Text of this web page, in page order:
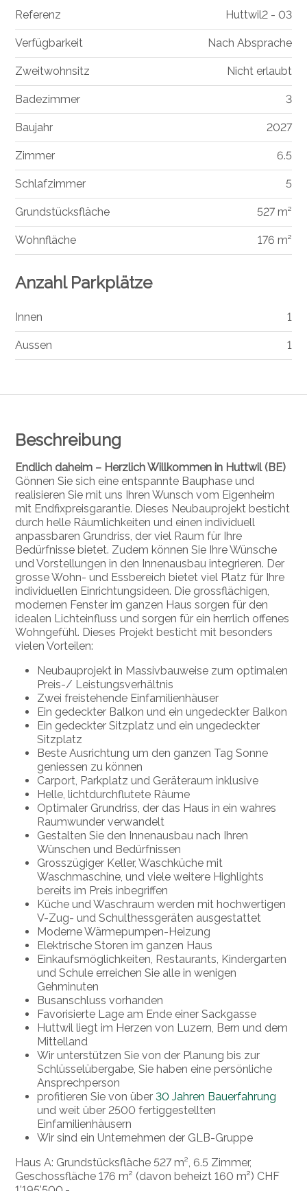
Beschreibung
Endlich daheim – Herzlich Willkommen in Huttwil (BE)
Gönnen Sie sich eine entspannte Bauphase und
realisieren Sie mit uns Ihren Wunsch vom Eigenheim
mit Endfixpreisgarantie. Dieses Neubauprojekt besticht
durch helle Räumlichkeiten und einen individuell
anpassbaren Grundriss, der viel Raum für Ihre
Bedürfnisse bietet. Zudem können Sie Ihre Wünsche
und Vorstellungen in den Innenausbau integrieren. Der
grosse Wohn- und Essbereich bietet viel Platz für Ihre
individuellen Einrichtungsideen. Die grossflächigen,
modernen Fenster im ganzen Haus sorgen für den
idealen Lichteinfluss und sorgen für ein herrlich offenes
Wohngefühl. Dieses Projekt besticht mit besonders
vielen Vorteilen:
Neubauprojekt in Massivbauweise zum optimalen
Preis-/ Leistungsverhältnis
Zwei freistehende Einfamilienhäuser
Ein gedeckter Balkon und ein ungedeckter Balkon
Ein gedeckter Sitzplatz und ein ungedeckter
Sitzplatz
Beste Ausrichtung um den ganzen Tag Sonne
geniessen zu können
Carport, Parkplatz und Geräteraum inklusive
Helle, lichtdurchflutete Räume
Optimaler Grundriss, der das Haus in ein wahres
Raumwunder verwandelt
Gestalten Sie den Innenausbau nach Ihren
Wünschen und Bedürfnissen
Grosszügiger Keller, Waschküche mit
Waschmaschine, und viele weitere Highlights
bereits im Preis inbegriffen
Küche und Waschraum werden mit hochwertigen
V-Zug- und Schulthessgeräten ausgestattet
Moderne Wärmepumpen-Heizung
Elektrische Storen im ganzen Haus
Einkaufsmöglichkeiten, Restaurants, Kindergarten
und Schule erreichen Sie alle in wenigen
Gehminuten
Busanschluss vorhanden
Favorisierte Lage am Ende einer Sackgasse
Huttwil liegt im Herzen von Luzern, Bern und dem
Mittelland
Wir unterstützen Sie von der Planung bis zur
Schlüsselübergabe, Sie haben eine persönliche
Ansprechperson
profitieren Sie von über 30 Jahren Bauerfahrung
und weit über 2500 fertiggestellten
Einfamilienhäusern
Wir sind ein Unternehmen der GLB-Gruppe
Haus A: Grundstücksfläche 527 m², 6.5 Zimmer,
Geschossfläche 176 m² (davon beheizt 160 m²) CHF
Referenz Huttwil2 - 03
Verfügbarkeit Nach Absprache
Zweitwohnsitz Nicht erlaubt
Badezimmer 3
Baujahr 2027
Zimmer 6.5
Schlafzimmer 5
Grundstücksfläche 527 m²
Wohnfläche 176 m²
Anzahl Parkplätze
Innen 1
Aussen 1